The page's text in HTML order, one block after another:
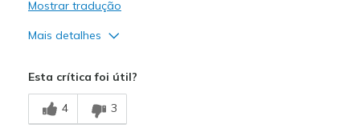
Mostrar tradução
Mais detalhes
Esta crítica foi útil?
4 3